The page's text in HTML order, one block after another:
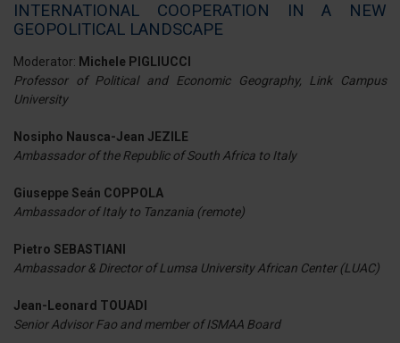
INTERNATIONAL COOPERATION IN A NEW
GEOPOLITICAL LANDSCAPE
Moderator: Michele PIGLIUCCI
Professor of Political and Economic Geography, Link Campus
University
Nosipho Nausca-Jean JEZILE
Ambassador of the Republic of South Africa to Italy
Giuseppe Seán COPPOLA
Ambassador of Italy to Tanzania (remote)
Pietro SEBASTIANI
Ambassador & Director of Lumsa University African Center (LUAC)
Jean-Leonard TOUADI
Senior Advisor Fao and member of ISMAA Board